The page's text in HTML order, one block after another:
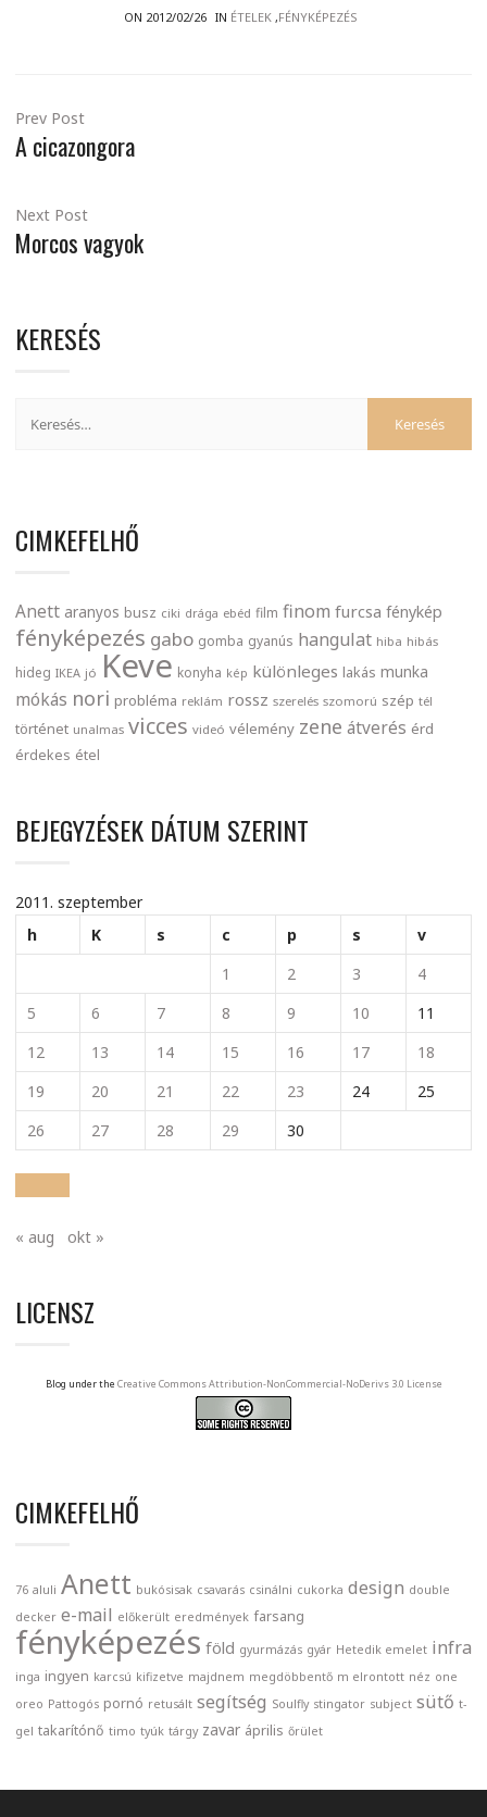
ON 2012/02/26 IN ÉTELEK ,FÉNYKÉPEZÉS
Prev Post
A cicazongora
Next Post
Morcos vagyok
KERESÉS
CIMKEFELHŐ
Anett aranyos busz ciki drága ebéd film finom furcsa fénykép
fényképezés gabo gomba gyanús hangulat hiba hibás
hideg IKEA jó Keve konyha kép különleges lakás munka
mókás nori probléma reklám rossz szerelés szomorú szép tél
történet unalmas vicces videó vélemény zene átverés érd
érdekes étel
BEJEGYZÉSEK DÁTUM SZERINT
2011. szeptember
h
K s c p s
v
1
2 3
4
5
6 7 8 9 10
11
12
13 14 15 16 17
18
19
20 21 22 23 24
25
26
27 28 29 30
« aug okt »
LICENSZ
Blog under the Creative Commons Attribution-NonCommercial-NoDerivs 3.0 License
CIMKEFELHŐ
76 aluli Anett bukósisak csavarás csinálni cukorka design double
decker e-mail előkerült eredmények farsang
fényképezés föld gyurmázás gyár Hetedik emelet infra
inga ingyen karcsú kifizetve majdnem megdöbbentő m elrontott néz one
oreo Pattogós pornó retusált segítség Soulfly stingator subject sütő t-
gel takarítónő timo tyúk tárgy zavar április őrület